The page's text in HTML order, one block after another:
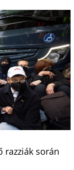
razziák során